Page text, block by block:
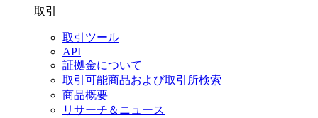
取引
取引ツール
API
証拠金について
取引可能商品および取引所検索
商品概要
リサーチ＆ニュース